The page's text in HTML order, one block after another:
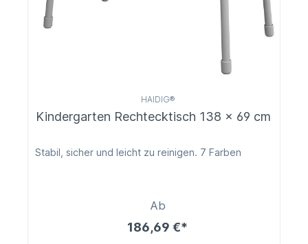
HAIDIG®
Kindergarten Rechtecktisch 138 x 69 cm
Stabil, sicher und leicht zu reinigen. 7 Farben
Ab
186,69 €*